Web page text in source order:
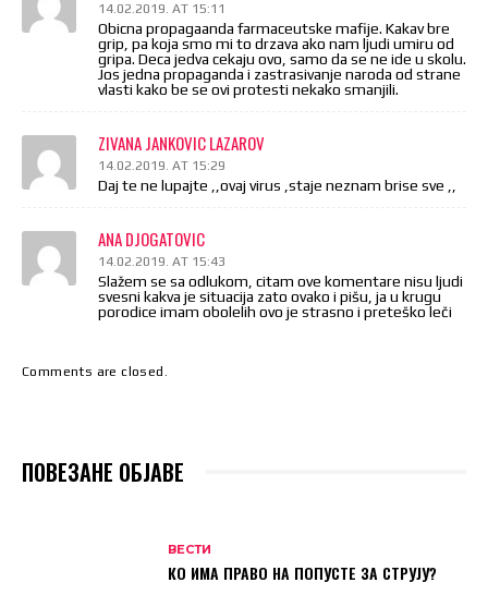
14.02.2019. AT 15:11
Obicna propagaanda farmaceutske mafije. Kakav bre
grip, pa koja smo mi to drzava ako nam ljudi umiru od
gripa. Deca jedva cekaju ovo, samo da se ne ide u skolu.
Jos jedna propaganda i zastrasivanje naroda od strane
vlasti kako be se ovi protesti nekako smanjili.
ZIVANA JANKOVIC LAZAROV
14.02.2019. AT 15:29
Daj te ne lupajte ,,ovaj virus ,staje neznam brise sve ,,
ANA DJOGATOVIC
14.02.2019. AT 15:43
Slažem se sa odlukom, citam ove komentare nisu ljudi
svesni kakva je situacija zato ovako i pišu, ja u krugu
porodice imam obolelih ovo je strasno i preteško leči
Comments are closed.
ПОВЕЗАНЕ ОБЈАВЕ
ВЕСТИ
КО ИМА ПРАВО НА ПОПУСТЕ ЗА СТРУЈУ?